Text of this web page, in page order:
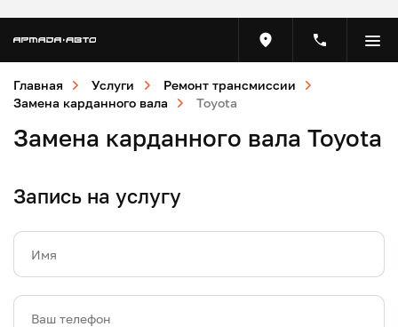
Главная Услуги
Ремонт трансмиссии
Замена карданного вала
Toyota
Замена карданного вала Toyota
Запись на услугу
Имя
Ваш телефон